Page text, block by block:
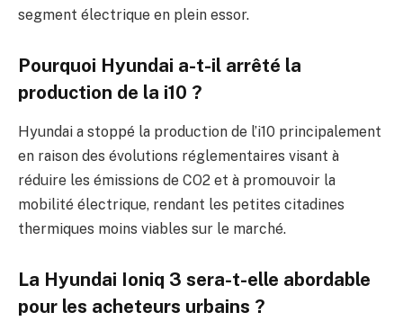
segment électrique en plein essor.
Pourquoi Hyundai a-t-il arrêté la
production de la i10 ?
Hyundai a stoppé la production de l’i10 principalement
en raison des évolutions réglementaires visant à
réduire les émissions de CO2 et à promouvoir la
mobilité électrique, rendant les petites citadines
thermiques moins viables sur le marché.
La Hyundai Ioniq 3 sera-t-elle abordable
pour les acheteurs urbains ?